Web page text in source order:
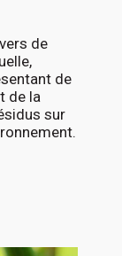
de
de
de la
sur